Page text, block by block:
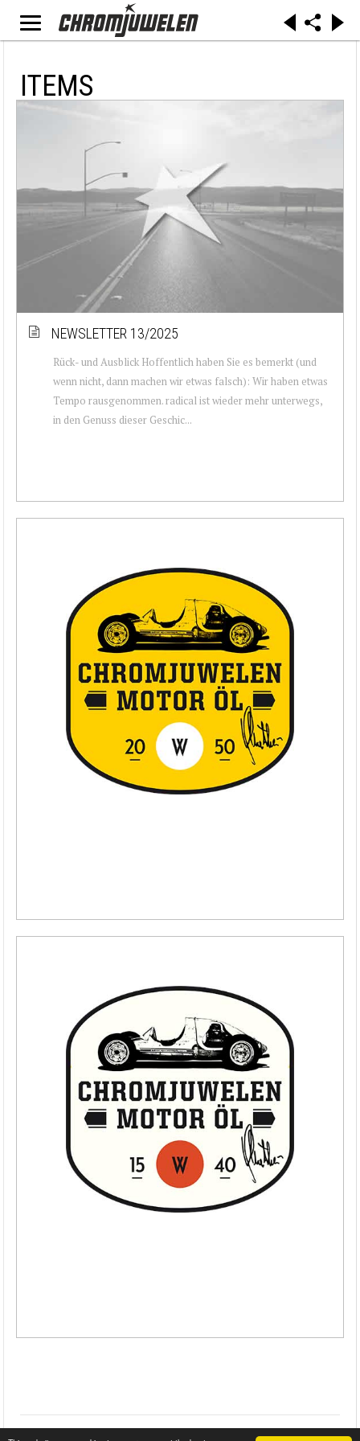
ITEMS
NEWSLETTER 13/2025
Rück- und Ausblick Hoffentlich haben Sie es bemerkt (und
wenn nicht, dann machen wir etwas falsch): Wir haben etwas
Tempo rausgenommen. radical ist wieder mehr unterwegs,
in den Genuss dieser Geschic...